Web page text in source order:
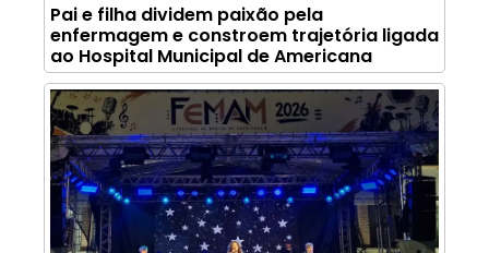
Pai e filha dividem paixão pela
enfermagem e constroem trajetória ligada
ao Hospital Municipal de Americana